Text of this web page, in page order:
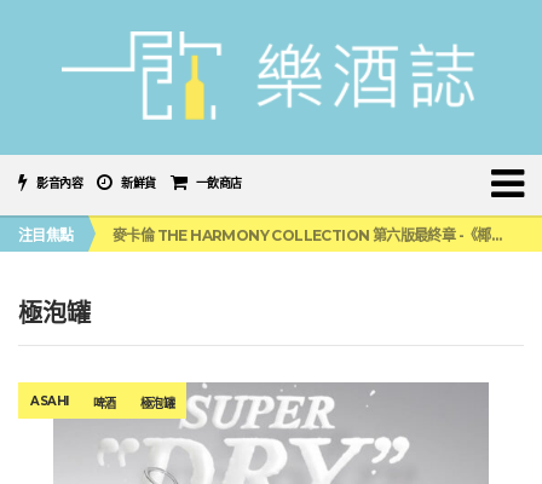
影音內容 新鮮貨 一飲商店
注目焦點
美國正式恢復蘇格蘭威士忌零關稅！烈酒產業再次迎來重磅利多
麥卡倫 THE HARMONY COLLECTION 第六版最終章 -《椰風煖韻》
角嗨尬炸物X爽快這一步，角瓶攜手頂呱呱 全新套餐限時登場
極泡罐
ASAHI 啤酒 極泡罐